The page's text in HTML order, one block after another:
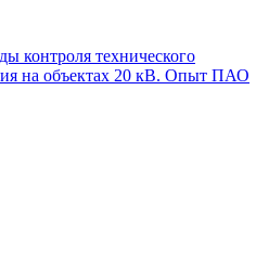
контроля технического
на объектах 20 кВ. Опыт ПАО